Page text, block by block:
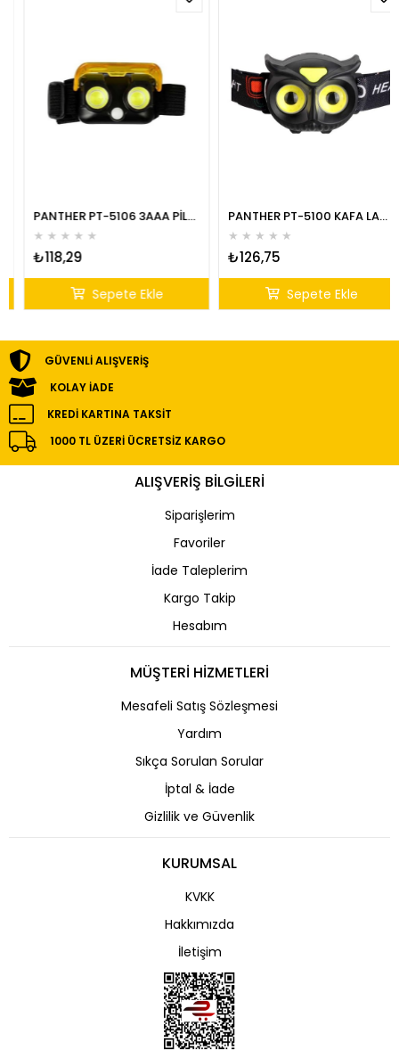
PANTHER PT-5106 3AAA PİLLİ KAFA LAMBASI
★★★★★
₺118,29
Sepete Ekle
PANTHER PT-5100 KAFA LAMBASI
★★★★★
₺126,75
Sepete Ekle
GÜVENLI ALIŞVERIŞ
KOLAY İADE
KREDI KARTINA TAKSIT
1000 TL ÜZERI ÜCRETSIZ KARGO
ALIŞVERİŞ BİLGİLERİ
Siparişlerim
Favoriler
İade Taleplerim
Kargo Takip
Hesabım
MÜŞTERİ HİZMETLERİ
Mesafeli Satış Sözleşmesi
Yardım
Sıkça Sorulan Sorular
İptal & İade
Gizlilik ve Güvenlik
KURUMSAL
KVKK
Hakkımızda
İletişim